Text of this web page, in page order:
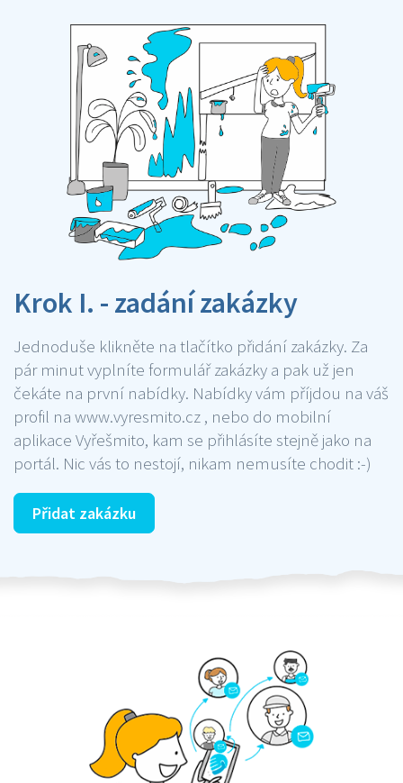
Krok I. - zadání zakázky
Jednoduše klikněte na tlačítko přidání zakázky. Za
pár minut vyplníte formulář zakázky a pak už jen
čekáte na první nabídky. Nabídky vám příjdou na váš
profil na www.vyresmito.cz , nebo do mobilní
aplikace Vyřešmito, kam se přihlásíte stejně jako na
portál. Nic vás to nestojí, nikam nemusíte chodit :-)
Přidat zakázku